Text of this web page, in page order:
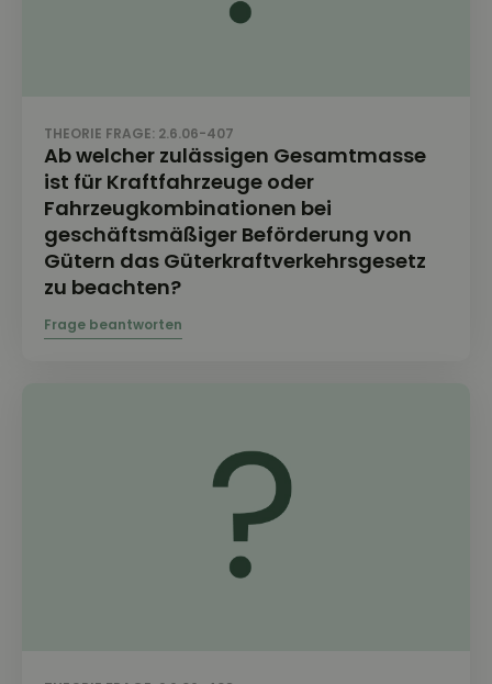
THEORIE FRAGE: 2.6.06-407
Ab welcher zulässigen Gesamtmasse
ist für Kraftfahrzeuge oder
Fahrzeugkombinationen bei
geschäftsmäßiger Beförderung von
Gütern das Güterkraftverkehrsgesetz
zu beachten?